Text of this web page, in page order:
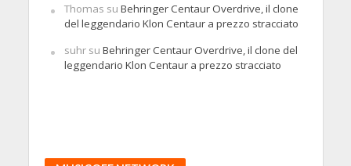
Thomas su Behringer Centaur Overdrive, il clone
del leggendario Klon Centaur a prezzo stracciato
suhrsu Behringer Centaur Overdrive, il clone del
leggendario Klon Centaur a prezzo stracciato